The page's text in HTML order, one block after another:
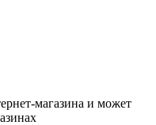
магазина и может